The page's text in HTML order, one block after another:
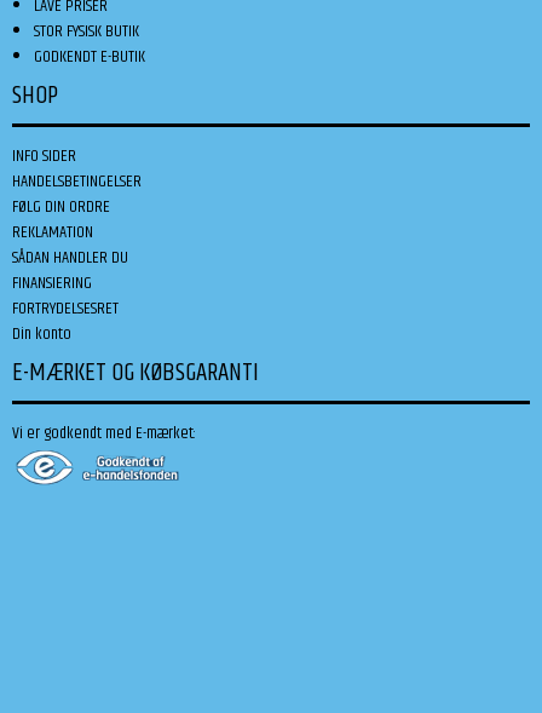
LAVE PRISER
STOR FYSISK BUTIK
GODKENDT E-BUTIK
SHOP
INFO SIDER
HANDELSBETINGELSER
FØLG DIN ORDRE
REKLAMATION
SÅDAN HANDLER DU
FINANSIERING
FORTRYDELSESRET
Din konto
E-MÆRKET OG KØBSGARANTI
Vi er godkendt med E-mærket: